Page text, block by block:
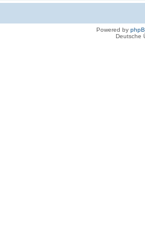
Powered by
Deutsche